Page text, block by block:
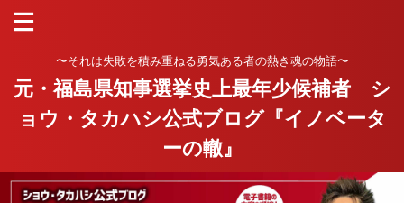
〜それは失敗を積み重ねる勇気ある者の熱き魂の物語〜
元・福島県知事選挙史上最年少候補者 シ
ョウ・タカハシ公式ブログ『イノベータ
ーの轍』